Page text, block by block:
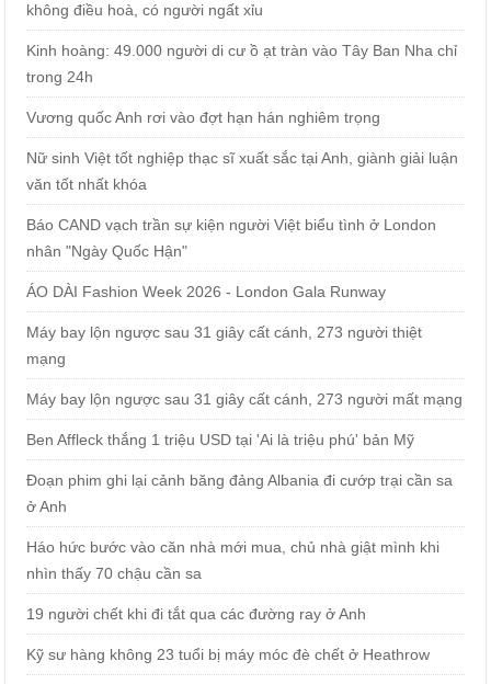
không điều hoà, có người ngất xỉu
Kinh hoàng: 49.000 người di cư ồ ạt tràn vào Tây Ban Nha chỉ
trong 24h
Vương quốc Anh rơi vào đợt hạn hán nghiêm trọng
Nữ sinh Việt tốt nghiệp thạc sĩ xuất sắc tại Anh, giành giải luận
văn tốt nhất khóa
Báo CAND vạch trần sự kiện người Việt biểu tình ở London
nhân "Ngày Quốc Hận"
ÁO DÀI Fashion Week 2026 - London Gala Runway
Máy bay lộn ngược sau 31 giây cất cánh, 273 người thiệt
mạng
Máy bay lộn ngược sau 31 giây cất cánh, 273 người mất mạng
Ben Affleck thắng 1 triệu USD tại 'Ai là triệu phú' bản Mỹ
Đoạn phim ghi lại cảnh băng đảng Albania đi cướp trại cần sa
ở Anh
Háo hức bước vào căn nhà mới mua, chủ nhà giật mình khi
nhìn thấy 70 chậu cần sa
19 người chết khi đi tắt qua các đường ray ở Anh
Kỹ sư hàng không 23 tuổi bị máy móc đè chết ở Heathrow